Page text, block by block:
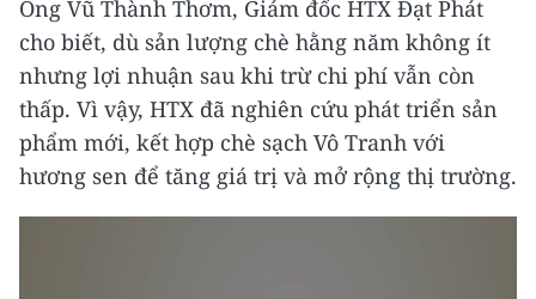
Ông Vũ Thành Thơm, Giám đốc HTX Đạt Phát
cho biết, dù sản lượng chè hằng năm không ít
nhưng lợi nhuận sau khi trừ chi phí vẫn còn
thấp. Vì vậy, HTX đã nghiên cứu phát triển sản
phẩm mới, kết hợp chè sạch Vô Tranh với
hương sen để tăng giá trị và mở rộng thị trường.